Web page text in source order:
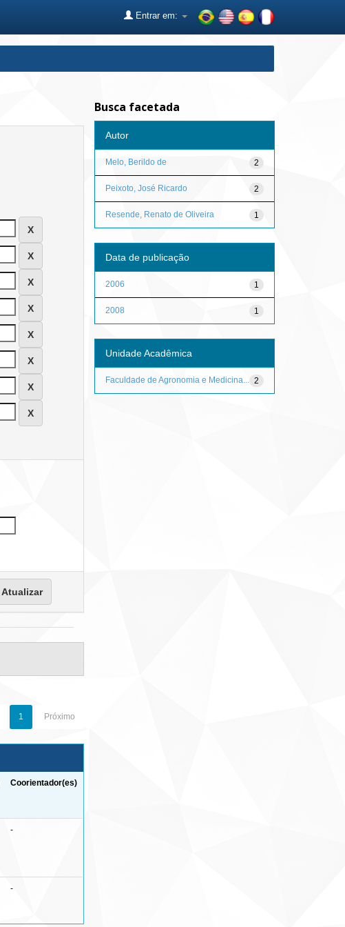
Entrar em:
1 Próximo
Coorientador(es)
-
-
Busca facetada
Autor
2
Melo, Berildo de
2
Peixoto, José Ricardo
1
Resende, Renato de Oliveira
Data de publicação
1
2006
1
2008
Unidade Acadêmica
2
Faculdade de Agronomia e Medicina...